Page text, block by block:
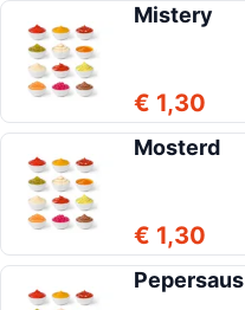
Mistery
€ 1,30
Mosterd
€ 1,30
Pepersaus